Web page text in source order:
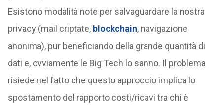
Esistono modalità note per salvaguardare la nostra
privacy (mail criptate, blockchain, navigazione
anonima), pur beneficiando della grande quantità di
dati e, ovviamente le Big Tech lo sanno. Il problema
risiede nel fatto che questo approccio implica lo
spostamento del rapporto costi/ricavi tra chi è